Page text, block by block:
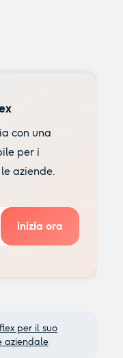
con una
per i
aziende.
per il suo
aziendale